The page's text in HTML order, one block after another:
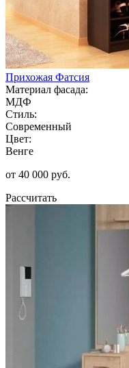
Прихожая Фатсия
Материал фасада:
МДФ
Стиль:
Современный
Цвет:
Венге
от 40 000 руб.
Рассчитать